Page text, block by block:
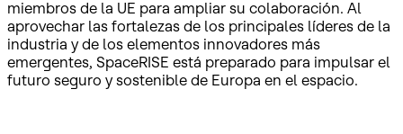
miembros de la UE para ampliar su colaboración. Al
aprovechar las fortalezas de los principales líderes de la
industria y de los elementos innovadores más
emergentes, SpaceRISE está preparado para impulsar el
futuro seguro y sostenible de Europa en el espacio.